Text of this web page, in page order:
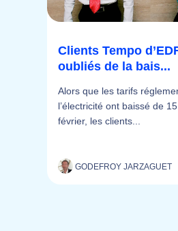
Clients Tempo
oubliés de la bais...
Alors que les tarifs
l’électricité ont baissé de
février, les clients...
GODEFROY JARZAGUET